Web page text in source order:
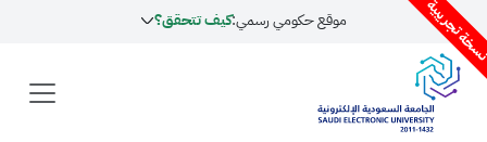
تجريبية موقع حكومي رسمي:كيف تتحقق؟